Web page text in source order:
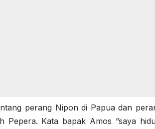
perang Nipon di Papua dan
Pepera. Kata bapak Amos ”saya